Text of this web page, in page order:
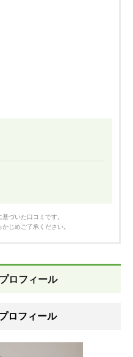
づいた口コミです。
じめご了承ください。
ロフィール
ロフィール